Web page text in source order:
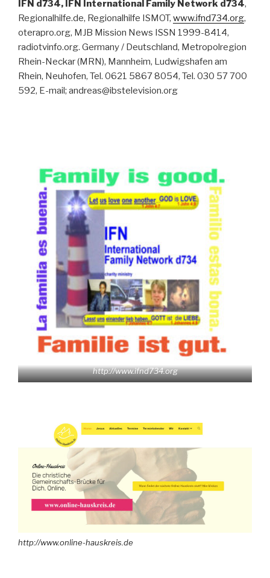
IFN d734, IFN International Family Network d734,
Regionalhilfe.de, Regionalhilfe ISMOT, www.ifnd734.org,
oterapro.org, MJB Mission News ISSN 1999-8414,
radiotvinfo.org. Germany / Deutschland, Metropolregion
Rhein-Neckar (MRN), Mannheim, Ludwigshafen am
Rhein, Neuhofen, Tel. 0621 5867 8054, Tel. 030 57 700
592, E-mail; andreas@ibstelevision.org
http://www.ifnd734.org
http://www.online-hauskreis.de